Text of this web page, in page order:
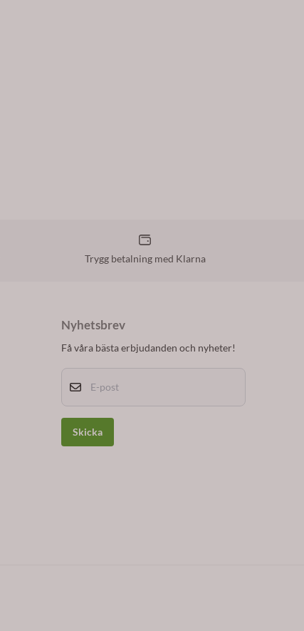
Trygg betalning med Klarna
Nyhetsbrev
Få våra bästa erbjudanden och nyheter!
E-post
Skicka